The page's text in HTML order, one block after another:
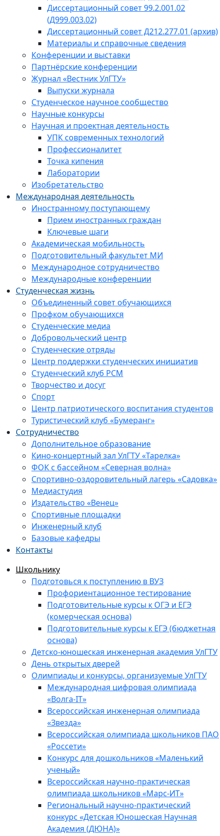
Диссертационный совет 99.2.001.02
(Д999.003.02)
Диссертационный совет Д212.277.01 (архив)
Материалы и справочные сведения
Конференции и выставки
Партнёрские конференции
Журнал «Вестник УлГТУ»
Выпуски журнала
Студенческое научное сообщество
Научные конкурсы
Научная и проектная деятельность
УПК современных технологий
Профессионалитет
Точка кипения
Лаборатории
Изобретательство
Международная деятельность
Иностранному поступающему
Прием иностранных граждан
Ключевые шаги
Академическая мобильность
Подготовительный факультет МИ
Международное сотрудничество
Международные конференции
Студенческая жизнь
Объединенный совет обучающихся
Профком обучающихся
Студенческие медиа
Добровольческий центр
Студенческие отряды
Центр поддержки студенческих инициатив
Студенческий клуб РСМ
Творчество и досуг
Спорт
Центр патриотического воспитания студентов
Туристический клуб «Бумеранг»
Сотрудничество
Дополнительное образование
Кино-концертный зал УлГТУ «Тарелка»
ФОК с бассейном «Северная волна»
Спортивно-оздоровительный лагерь «Садовка»
Медиастудия
Издательство «Венец»
Спортивные площадки
Инженерный клуб
Базовые кафедры
Контакты
Школьнику
Подготовься к поступлению в ВУЗ
Профориентационное тестирование
Подготовительные курсы к ОГЭ и ЕГЭ
(комерческая основа)
Подготовительные курсы к ЕГЭ (бюджетная
основа)
Детско-юношеская инженерная академия УлГТУ
День открытых дверей
Олимпиады и конкурсы, организуемые УлГТУ
Международная цифровая олимпиада
«Волга-IT»
Всероссийская инженерная олимпиада
«Звезда»
Всероссийская олимпиада школьников ПАО
«Россети»
Конкурс для дошкольников «Маленький
ученый»
Всероссийская научно-практическая
олимпиада школьников «Марс-ИТ»
Региональный научно-практический
конкурс «Детская Юношеская Научная
Академия (ДЮНА)»